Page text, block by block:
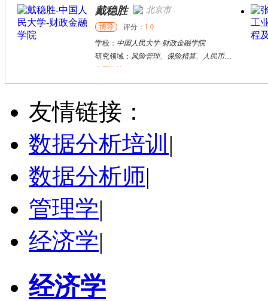
戴稳胜 北京市
博导 评分： 1.0
学校： 中国人民大学-财政金融学院
研究领域： 风险管理、保险精算、人民币国际化
立即咨询
陈传红 武汉市
硕导
学校：中南民族大学
立即咨询
友情链接：
数据分析培训 |
数据分析师|
管理学|
经济学|
经济学